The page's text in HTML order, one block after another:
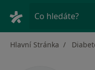
Co hledáte?
Hlavní Stránka